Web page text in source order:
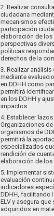
2. Realizar
ciudadana
mecanismos
participación
elaboración de los
perspectivas
políticas
derechos de la
3. Realizar
mediante
en DDHH como
permitirá
en los DDHH y
impactos.
4. Establecer
Organizaciones
organismos de
permitirá la
especializados
rendición de
elaboración de los
5. Implementar
evaluación
indicadores
DDHH, facilitando
ELV y asegura
adquiridos en